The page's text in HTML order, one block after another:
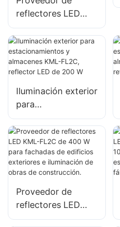
reflectores LED
KML-FL2C de 100
W para vallas
publicitarias
exteriores e
señalización de
gran tamaño.
Iluminación exterior
para
estacionamientos y
almacenes KML-
FL2C, reflector LED
de 200 W
Proveedor de
reflectores LED
KML-FL2C de 400